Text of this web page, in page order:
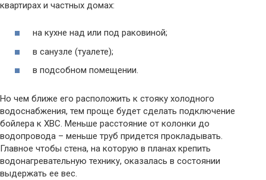
квартирах и частных домах:
на кухне над или под раковиной;
в санузле (туалете);
в подсобном помещении.
Но чем ближе его расположить к стояку холодного
водоснабжения, тем проще будет сделать подключение
бойлера к ХВС. Меньше расстояние от колонки до
водопровода – меньше труб придется прокладывать.
Главное чтобы стена, на которую в планах крепить
водонагревательную технику, оказалась в состоянии
выдержать ее вес.